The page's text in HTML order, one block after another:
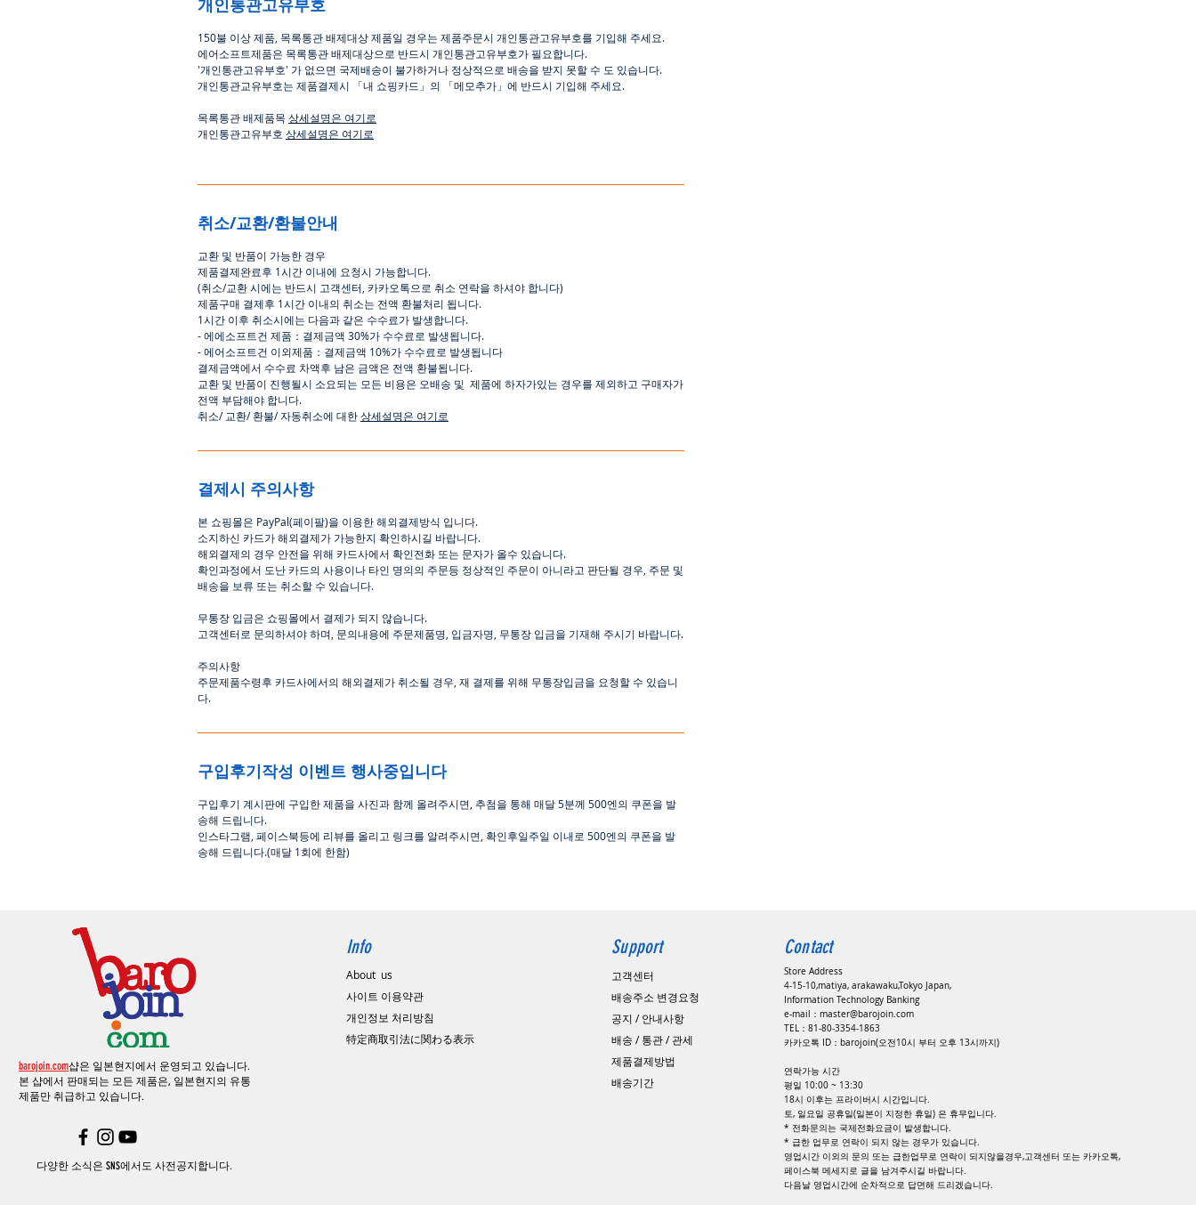
개인통관고유부호
150불 이상 제품 목록통관 배제대상 제품일 경우는 제품주문시 개인통관고유부호를 기입해 주세요.
에어소프트제품은 목록통관 배제대상으로 반드시 개인통관고유부호가 필요합니다.
'개인통관고유부호' 가 없으면 국제배송이 불가하거나 정상적으로 배송을 받지 못할 수 도 있습니다.
개인통관교유부호는 제품결제시
「내 쇼핑카드 」 의 「메모추가 」 에 반드시 기입해 주세요.
목록통관 배제품목 상세설명은 여기로
개인통관고유부호 상세설명은 여기로
취소/교환/환불안내
교환 및 반품이 가능한 경우
제품결제완료후 1시간 이내에 요청시 가능합니다.
(취소/교환 시에는 반드시 고객센터 카카오톡으로 취소 연락을 하셔야 합니다)
제품구매 결제후 1시간 이내의 취소는 전액 환불처리 됩니다.
1시간 이후 취소시에는 다음과 같은 수수료가 발생합니다.
-에에소프트건 제품 ： 결제금액 30%가 수수료로 발생됩니다.
-에어소프트건 이외제품 ： 결제금액 10%가 수수료로 발생됩니다
결제금액에서 수수료 차액후 남은 금액은 전액 환불됩니다.
교환 및 반품이 진행될시 소요되는 모든 비용은 오배송 및 제품에 하자가있는 경우를 제외하고 구매자가
전액 부담해야 합니다.
취소/ 교환/환불/자동취소에 대한상세설명은 여기로
결제시 주의사항
본 쇼핑몰은 PayPal(페이팔)을 이용한해외결제방식 입니다.
소지하신 카드가해외결제가 가능한지 확인하시길 바랍니다.
해외결제의 경우 안전을 위해 카드사에서 확인전화 또는 문자가 올수 있습니다.
확인과정에서 도난카드의 사용이나 타인 명의의 주문등 정상적인 주문이 아니라고 판단될 경우 주문 및
배송을 보류 또는 취소할 수 있습니다.
무통장 입금은 쇼핑몰에서 결제가 되지 않습니다.
고객센터로 문의하셔야 하며 문의내용에 주문제품명 입금자명 무통장 입금을 기재해 주시기 바랍니다.
주의사항
주문제품수령후 카드사에서의 해외결제가취소될 경우 재 결제를 위해 무통장입금을 요청할 수 있습니
다.
구입후기작성 이벤트 행사중입니다
구입후기 계시판에 구입한 제품을 사진과 함께 올려주시면 추첨을 통해 매달5분께 500엔의 쿠폰을 발
송해 드립니다.
인스타그램 페이스북등에 리뷰를 올리고 링크를 알려주시면, 확인후일주일 이내로 500엔의 쿠폰을 발
송해 드립니다.(매달 1회에 한함)
barojoin.com샵은 일본현지에서 운영되고 있습니다.
본 샵에서 판매되는 모든 제품은, 일본현지의 유통
제품만 취급하고 있습니다.
다양한 소식은 SNS에서도 사전공지합니다.
Info
About us
사이트 이용약관
​개인정보 처리방침
特定商取引法に関わる表示
Support
고객센터
배송주소 변경요청
공지 / 안내사항
배송 / 통관 / 관세
제품결제방법
배송기간
Contact
Store Address
4-15-10,matiya, arakawaku,Tokyo Japan,
Information Technology Banking
e-mail： master@barojoin.com
​TEL：81-80-3354-1863
카카오톡 ID：barojoin(오전10시 부터 오후 13시까지)
연락가능 시간
평일 10:00 ~ 13:30
18시 이후는 프라이버시 시간입니다.
토, 일요일 공휴일(일본이 지정한 휴일) 은 휴무입니다.
* 전화문의는 국제전화요금이 발생합니다.
* 급한 업무로 연락이 되지 않는 경우가 있습니다.
영업시간 이외의 문의 또는 급한업무로 연락이 되지않을경우,고객센터 또는 카카오톡,
페이스북 메세지로 글을 남겨주시길 바랍니다.
​다음날 영업시간에 순차적으로 답면해 드리겠습니다.